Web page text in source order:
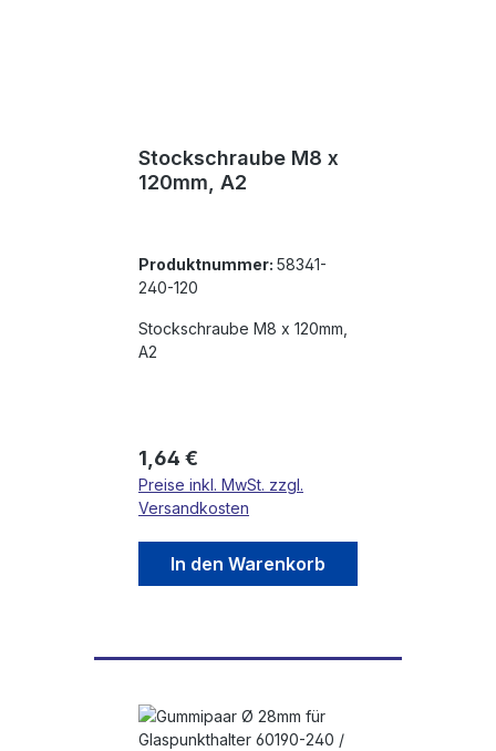
Stockschraube M8 x
120mm, A2
Produktnummer: 58341-
240-120
Stockschraube M8 x 120mm,
A2
Regulärer Preis:
1,64 €
Preise inkl. MwSt. zzgl.
Versandkosten
In den Warenkorb